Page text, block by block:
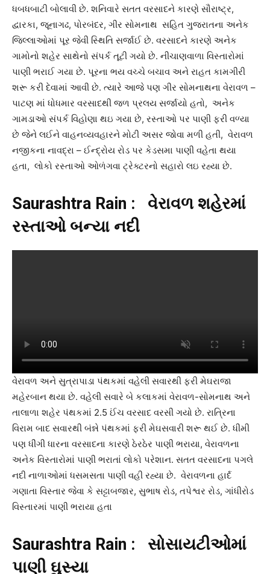
ધબધબાટી બોલાવી છે. શનિવારે સતત વરસાદને કારણે સૌરાષ્ટ્ર,
દ્વારકા, જૂનાગઢ, પોરબંદર, ગીર સોમનાથ સહિત ગુજરાતના અનેક
જિલ્લાઓમાં પૂર જેવી સ્થિતિ સર્જાઈ છે. વરસાદને કારણે અનેક
ગામોનો શહેર સાથેનો સંપર્ક તૂટી ગયો છે. નીચાણવાળા વિસ્તારોમાં
પાણી ભરાઈ ગયા છે. પૂરના ભય વચ્ચે બચાવ અને રાહત કામગીરી
શરૂ કરી દેવામાં આવી છે. ત્યારે આજે પણ ગીર સોમનાથના વેરાવળ –
પાટણ માં ધોધમાર વરસાદથી જળ પ્રલય સર્જાયો હતો, અનેક
ગામડાઓ સંપર્ક વિહોણા થઇ ગયા છે, રસ્તાઓ પર પાણી ફરી વળ્યા
છે જેને લઈને વાહનવ્યવહારને મોટી અસર જોવા મળી હતી, વેરાવળ
નજીકના નાવદ્રા – ઈન્દ્રોય રોડ પર કેડસમા પાણી વહેતા થયા
હતા, લોકો રસ્તાઓ ઓળંગવા ટ્રેક્ટરનો સહારો લઇ રહ્યા છે.
Saurashtra Rain : વેરાવળ શહેરમાં
રસ્તાઓ બન્યા નદી
વેરાવળ અને સુત્રાપાડા પંથકમાં વહેલી સવારથી ફરી મેઘરાજા
મહેરબાન થયા છે. વહેલી સવારે બે કલાકમાં વેરાવળ-સોમનાથ અને
તાલાળા શહેર પંથકમાં 2.5 ઈંચ વરસાદ વરસી ગયો છે. રાત્રિના
વિરામ બાદ સવારથી બંન્ને પંથકમાં ફરી મેઘસવારી શરૂ થઈ છે. ધીમી
પણ ધીંગી ધારના વરસાદના કારણે ઠેરઠેર પાણી ભરાયા, વેરાવળના
અનેક વિસ્તારોમાં પાણી ભરાતાં લોકો પરેશાન. સતત વરસાદના પગલે
નદી નાળાઓમાં ધસમસતા પાણી વહી રહ્યા છે. વેરાવળના હાર્દ
ગણાતા વિસ્તાર જેવા કે સટ્ટાબજાર, સુભાષ રોડ, તપેશ્વર રોડ, ગાંધીરોડ
વિસ્તારમાં પાણી ભરાયા હતા
Saurashtra Rain : સોસાયટીઓમાં
પાણી ઘુસ્યા